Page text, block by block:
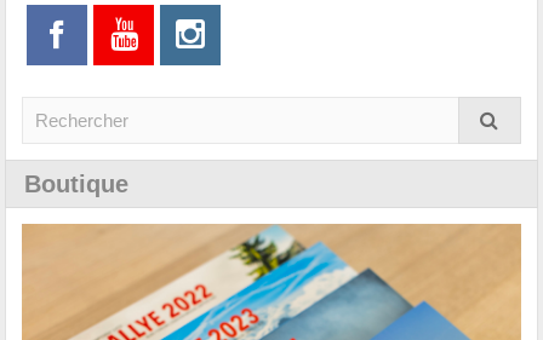
Boutique